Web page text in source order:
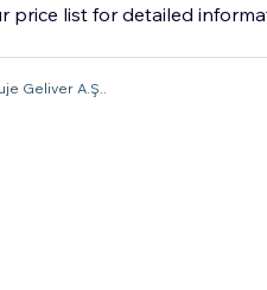
price list for detailed
Geliver A.Ş..